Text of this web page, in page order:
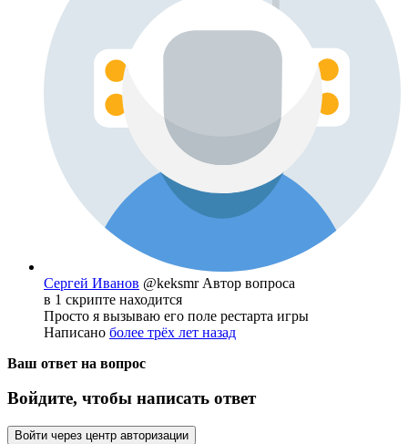
Сергей Иванов @keksmr Автор вопроса
в 1 скрипте находится
Просто я вызываю его поле рестарта игры
Написано более трёх лет назад
Ваш ответ на вопрос
Войдите, чтобы написать ответ
Войти через центр авторизации